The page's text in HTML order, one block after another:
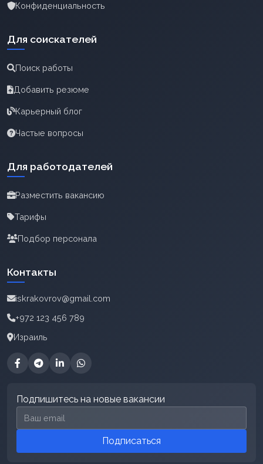
Конфиденциальность
Для соискателей
Поиск работы
Добавить резюме
Карьерный блог
Частые вопросы
Для работодателей
Разместить вакансию
Тарифы
Подбор персонала
Контакты
iskrakovrov@gmail.com
+972 123 456 789
Израиль
Подпишитесь на новые вакансии
Email для подписки
Подписаться